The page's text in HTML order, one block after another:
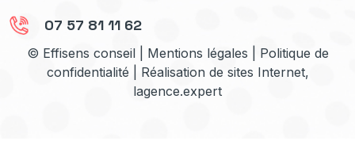
07 57 81 11 62
© Effisens conseil | Mentions légales
Politique de
confidentialité | Réalisation de sites Internet,
lagence.expert